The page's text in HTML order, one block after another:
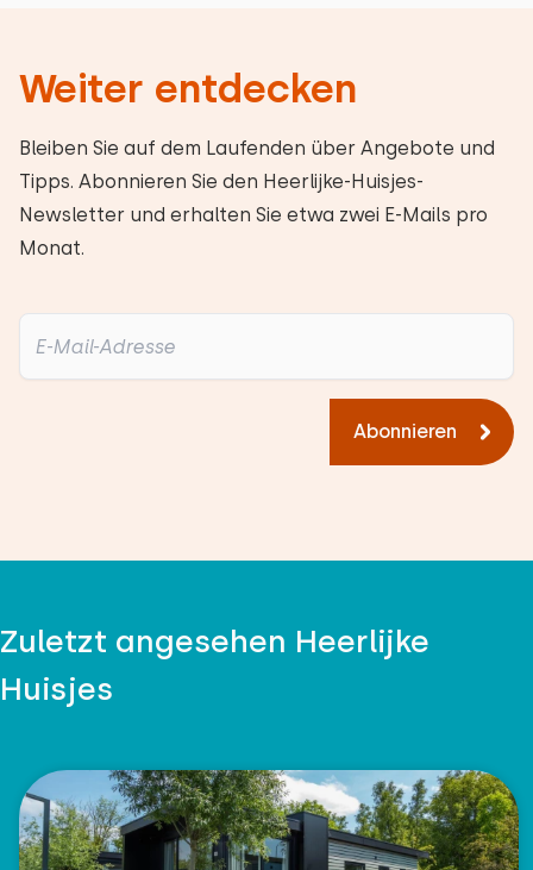
Weiter entdecken
Bleiben Sie auf dem Laufenden über Angebote und
Tipps. Abonnieren Sie den Heerlijke-Huisjes-
Newsletter und erhalten Sie etwa zwei E-Mails pro
Monat.
Abonnieren
Zuletzt angesehen Heerlijke
Huisjes